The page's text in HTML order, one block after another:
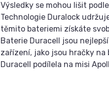
Výsledky se mohou lišit
Technologie Duralock
těmito bateriemi získáte
Baterie Duracell jsou
zařízení, jako jsou hračky na
Duracell podílela na misi